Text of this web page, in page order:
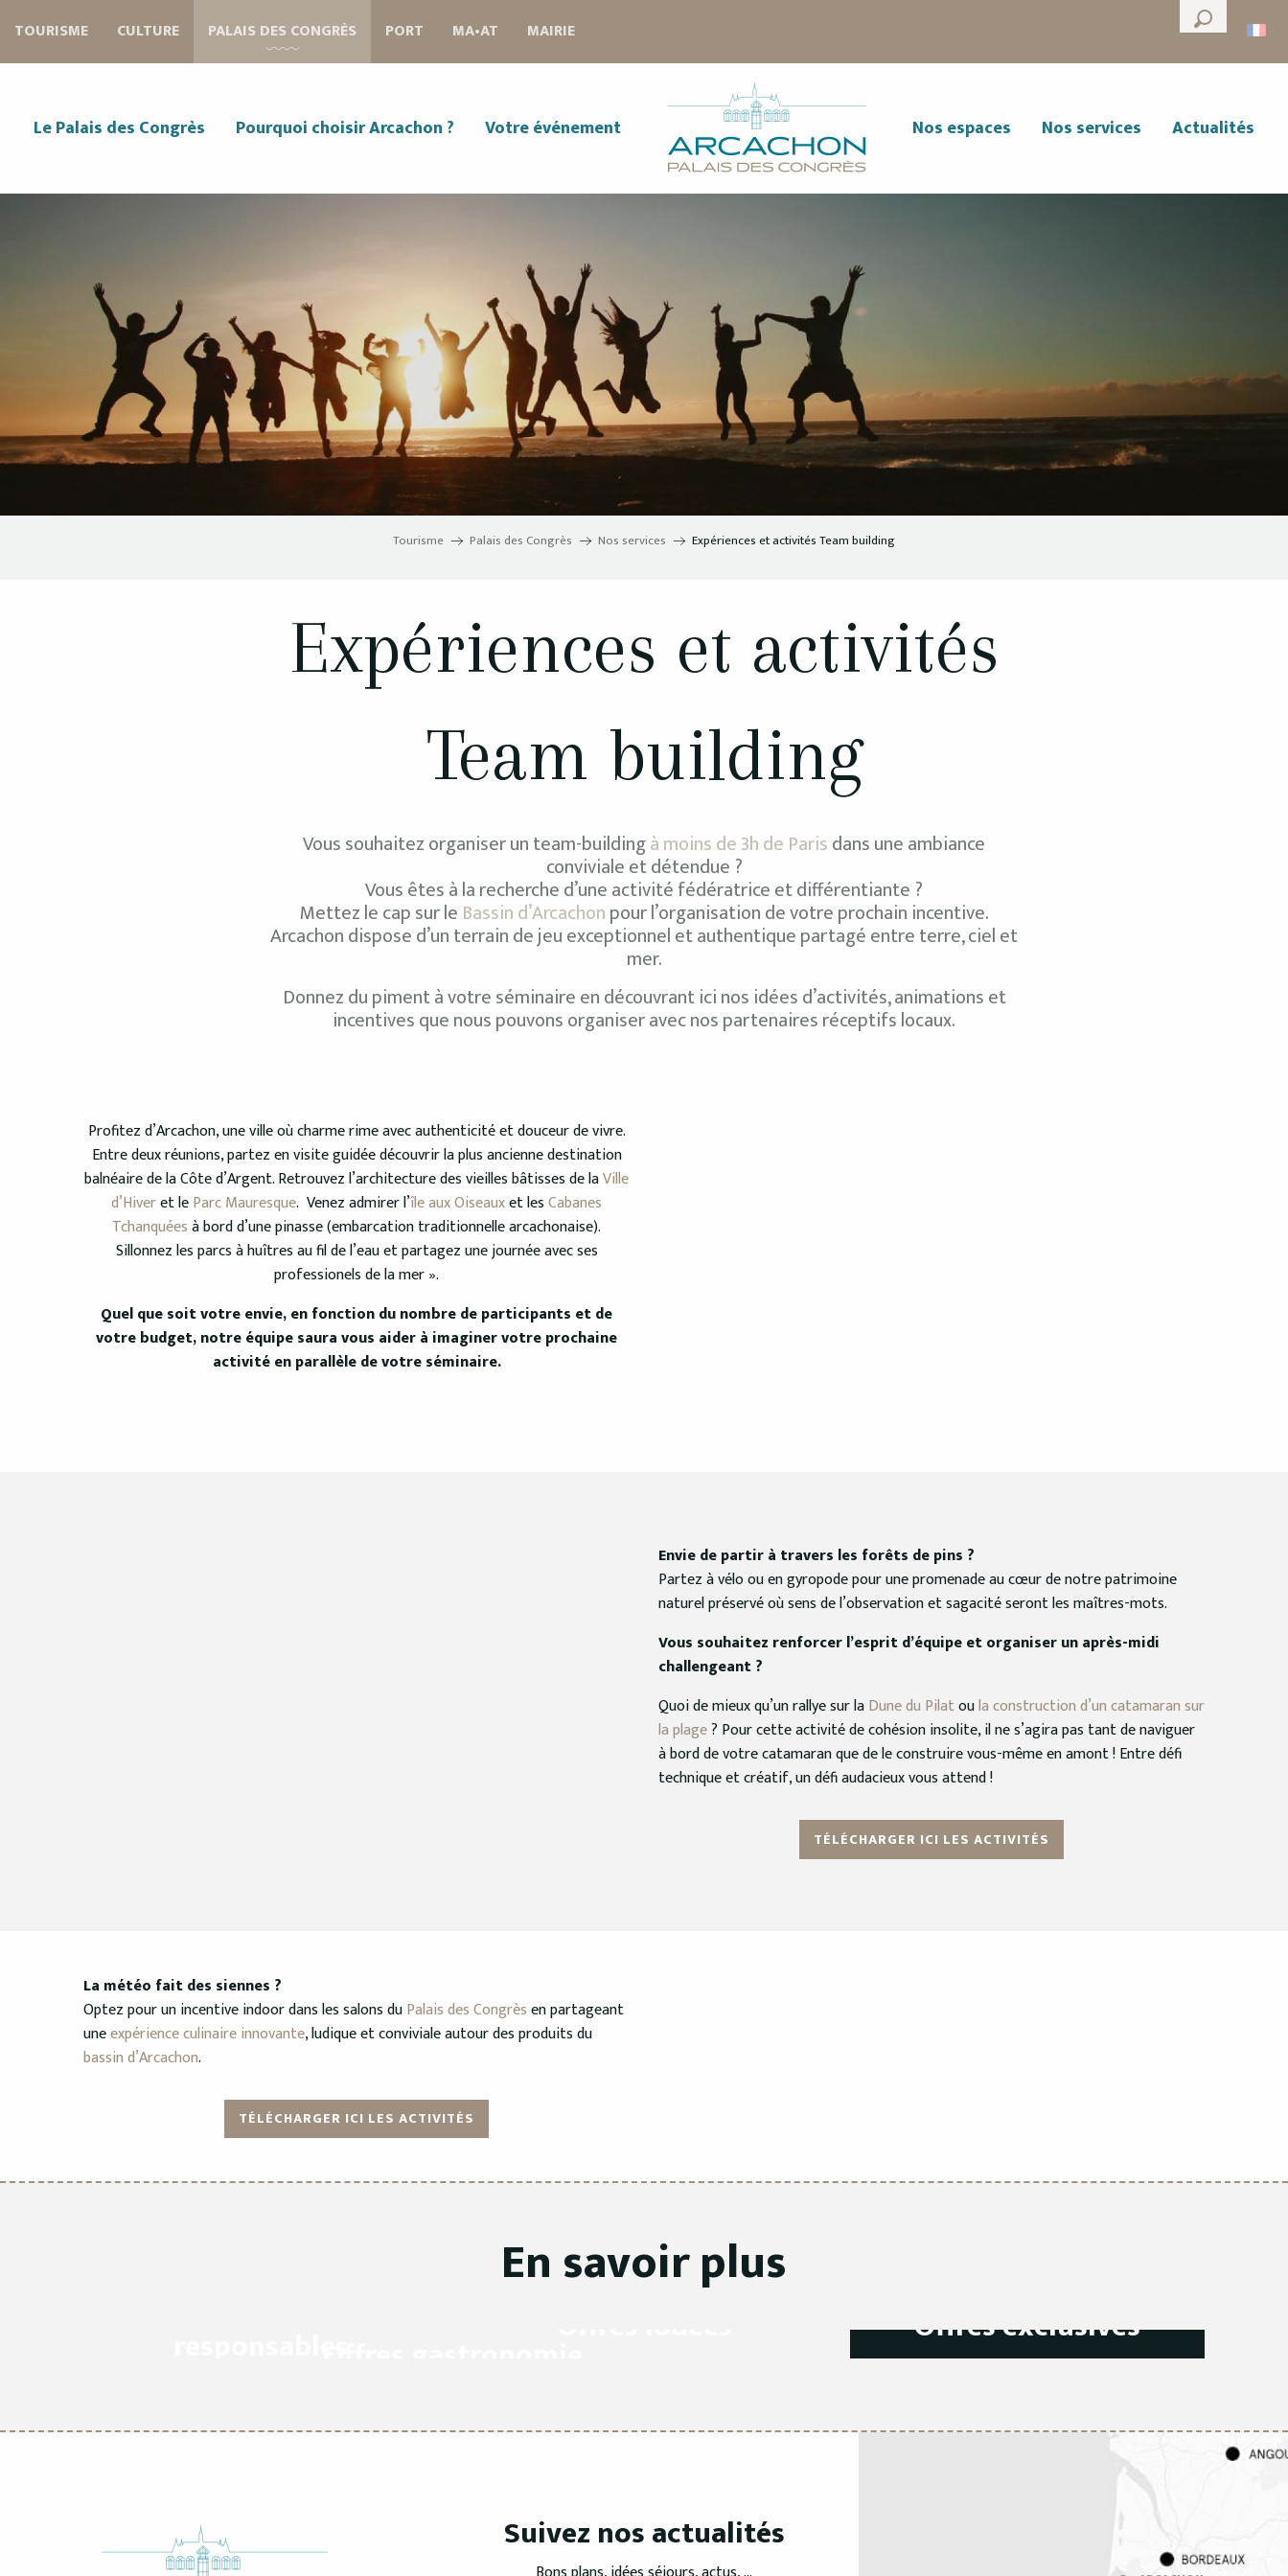
contenu
--°
Recherche
TOURISME CULTURE PALAIS DES CONGRÈS PORT MAIRIE
MA•AT
Le Palais des Congrès Pourquoi choisir Arcachon ? Votre événement Nos espaces Nos services Actualités
Tourisme Palais des Congrès Nos services Expériences et activités Team building
Expériences et activités
Team building
Vous souhaitez organiser un team-buildingà moins de 3h de Parisdans une ambiance
conviviale et détendue ?
Vous êtes à la recherche d’une activité fédératrice et différentiante ?
Mettez le cap sur le Bassin d’Arcachonpour l’organisation de votre prochain incentive.
Arcachon dispose d’un terrain de jeu exceptionnel et authentique partagé entre terre, ciel et
mer.
Donnez du piment à votre séminaire en découvrant ici nos idées d’activités, animations et
incentives que nous pouvons organiser avec nos partenaires réceptifs locaux.
Profitez d’Arcachon, une ville où charme rime avec authenticité et douceur de vivre.
Entre deux réunions, partez en visite guidée découvrir la plus ancienne destination
balnéaire de la Côte d’Argent. Retrouvez l’architecture des vieilles bâtisses de laVille
d’Hiveret leParc Mauresque. Venez admirer l’île aux Oiseauxet lesCabanes
Tchanquéesà bord d’une pinasse (embarcation traditionnelle arcachonaise).
Sillonnez les parcs à huîtres au fil de l’eau et partagez une journée avec ses
professionels de la mer ».
Quel que soit votre envie, en fonction du nombre de participants et de
votre budget, notre équipe saura vous aider à imaginer votre prochaine
activité en parallèle de votre séminaire.
Envie de partir à travers les forêts de pins ?
Partez à vélo ou en gyropode pour une promenade au cœur de notre patrimoine
naturel préservé où sens de l’observation et sagacité seront les maîtres-mots.
Vous souhaitez renforcer l’esprit d’équipe et organiser un après-midi
challengeant ?
Quoi de mieux qu’un rallye sur laDune du Pilatoula construction d’un catamaran sur
la plage? Pour cette activité de cohésion insolite, il ne s’agira pas tant de naviguer
à bord de votre catamaran que de le construire vous-même en amont ! Entre défi
technique et créatif, un défi audacieux vous attend !
TÉLÉCHARGER ICI LES ACTIVITÉS
La météo fait des siennes ?
Optez pour un incentive indoor dans les salons duPalais des Congrèsen partageant
uneexpérience culinaire innovante, ludique et conviviale autour des produits du
bassin d’Arcachon.
TÉLÉCHARGER ICI LES ACTIVITÉS
En savoir plus
Offres exclusives
Suivez nos actualités